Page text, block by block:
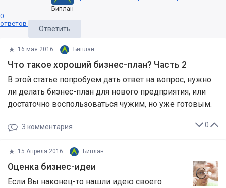
Биплан
0
ответов
Ответить
16 мая 2016 Биплан
Что такое хороший бизнес-план? Часть 2
В этой статье попробуем дать ответ на вопрос, нужно
ли делать бизнес-план для нового предприятия, или
достаточно воспользоваться чужим, но уже готовым.
0
3 комментария
15 Апреля 2016 Биплан
Оценка бизнес-идеи
Если Вы наконец-то нашли идею своего